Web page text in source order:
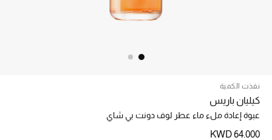
خصم حتى 70%
تسوقوا الآن
نفذت الكمية
كيليان باريس
عبوة إعادة ملء ماء عطر لوف دونت بي شاي
KWD 64.000